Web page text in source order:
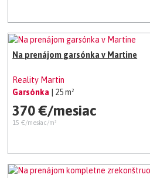
Na prenájom garsónka v Martine
Reality Martin
Garsónka | 25 m²
370 €/mesiac
15 €/mesiac/m²